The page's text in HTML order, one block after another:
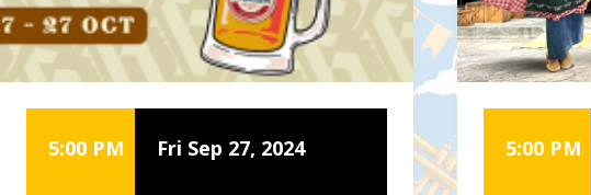
5:00 PM Fri Sep 27, 2024 5:00 PM